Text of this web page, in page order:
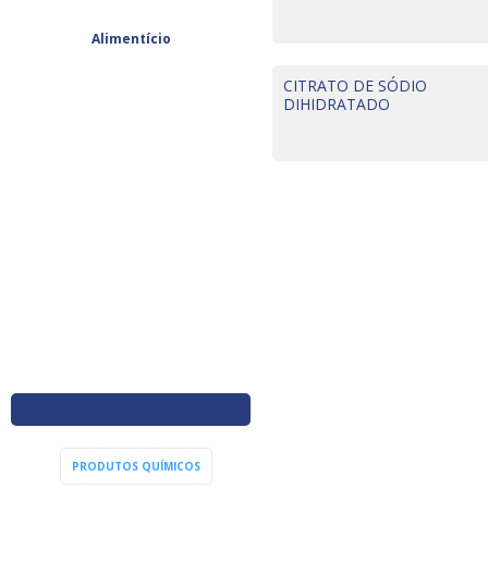
Alimentício
PRODUTOS QUÍMICOS
CITRATO DE SÓDIO
DIHIDRATADO